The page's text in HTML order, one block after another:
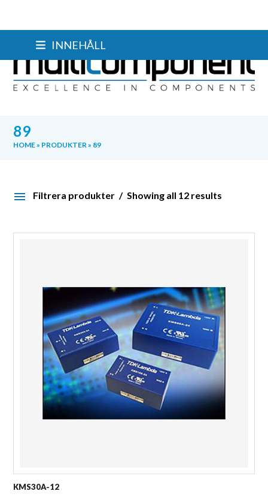
INNEHÅLL
89
HOME» PRODUKTER» 89
Filtrera produkter Showing all 12 results
KMS30A-12